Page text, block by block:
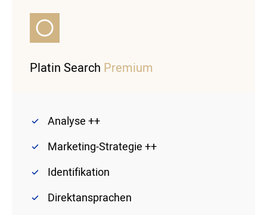
Platin Search Premium
Analyse ++
Marketing-Strategie ++
Identifikation
Direktansprachen